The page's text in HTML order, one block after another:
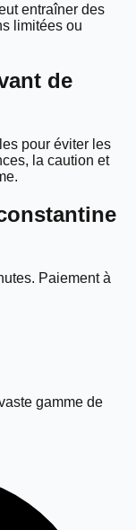
entraîner des
limitées ou
de
pour éviter les
la caution et
Paiement à
gamme de